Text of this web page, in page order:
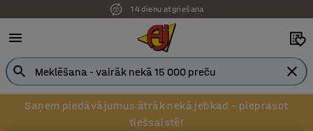
14 dienu atgriešana
Saņem piedāvājumus ātrāk nekā jebkad – pieprasot
tiešsaistē!